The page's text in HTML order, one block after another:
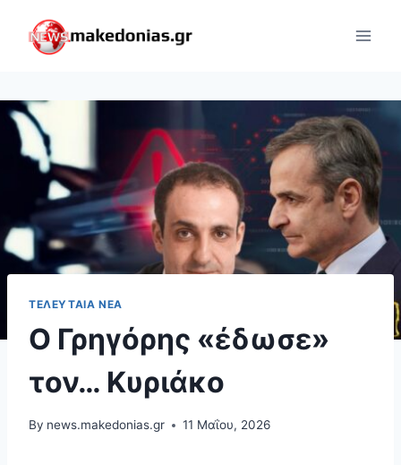
content
ΤΕΛΕΥΤΑΊΑ ΝΈΑ
Ο Γρηγόρης «έδωσε»
τον… Κυριάκο
By news.makedonias.gr 11 Μαΐου, 2026